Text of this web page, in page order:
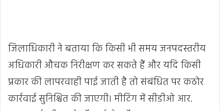
जिलाधिकारी ने बताया कि किसी भी समय जनपदस्तरीय
अधिकारी औचक निरीक्षण कर सकते हैं और यदि किसी
प्रकार की लापरवाही पाई जाती है तो संबंधित पर कठोर
कार्रवाई सुनिश्चित की जाएगी। मीटिंग में सीडीओ आर.